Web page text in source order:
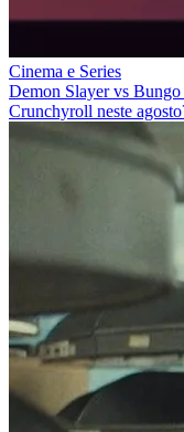
Cinema e Series
Demon Slayer vs
Crunchyroll neste